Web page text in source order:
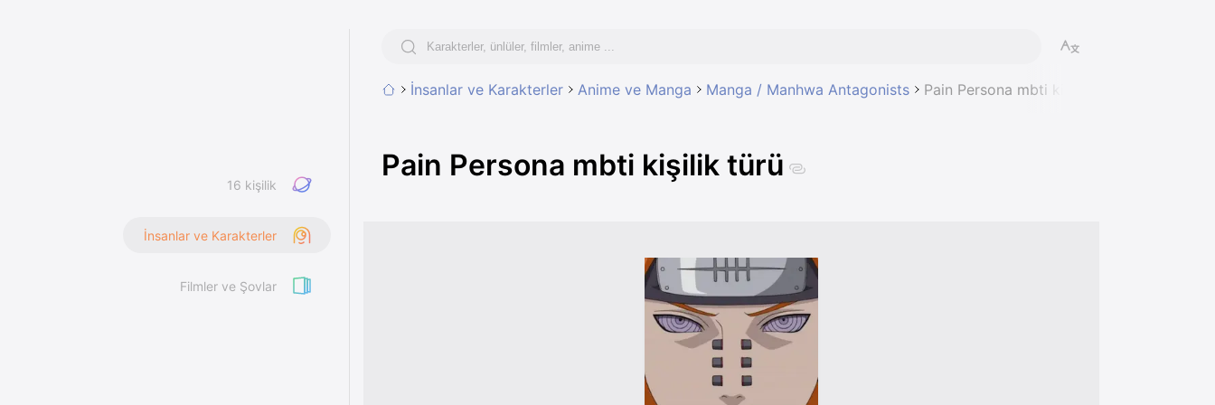
İnsanlar ve Karakterler Anime ve Manga Manga / Manhwa Antagonists Pain Persona mbti kişilik türü
Pain Persona mbti kişilik türü
16 kişilik
İnsanlar ve Karakterler
Filmler ve Şovlar